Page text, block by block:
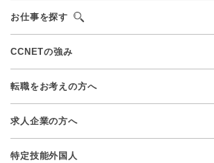
お仕事を探す
CCNETの強み
転職をお考えの方へ
求人企業の方へ
特定技能外国人